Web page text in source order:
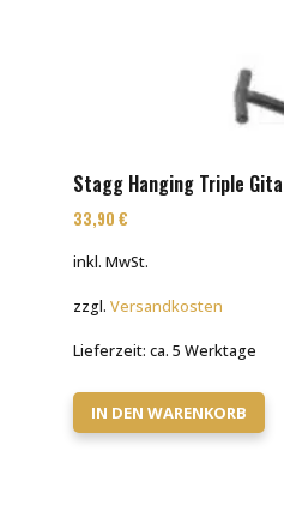
Stagg Hanging Triple
33,90 €
inkl. MwSt.
zzgl. Versandkosten
Lieferzeit: ca. 5 Werktage
IN DEN WARENKORB